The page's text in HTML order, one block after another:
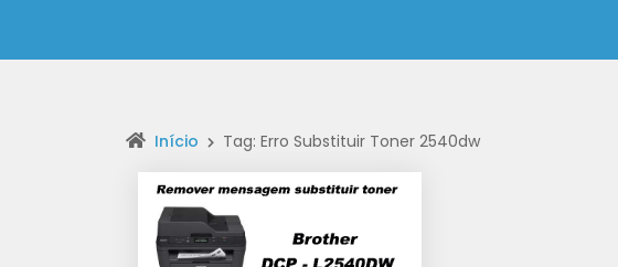
Início Tag: Erro Substituir Toner 2540dw